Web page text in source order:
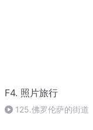
F4. 照片旅行
125.佛罗伦萨的街道